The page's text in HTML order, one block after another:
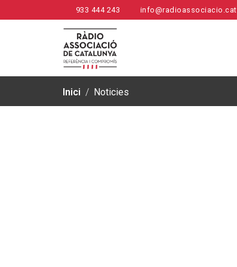
933 444 243 info@radioassociacio.cat
Inici / Noticies